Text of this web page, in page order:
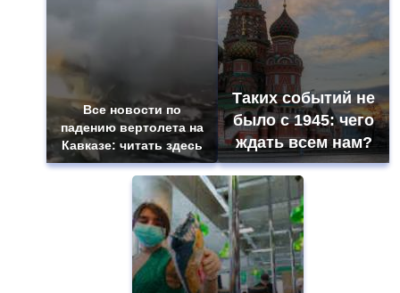
Все новости по
падению вертолета на
Кавказе: читать здесь
Таких событий не
было с 1945: чего
ждать всем нам?